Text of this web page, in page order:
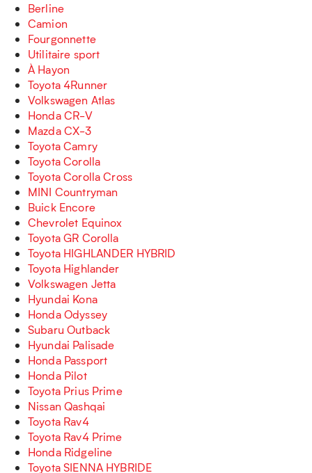
Berline
Camion
Fourgonnette
Utilitaire sport
À Hayon
Toyota 4Runner
Volkswagen Atlas
Honda CR-V
Mazda CX-3
Toyota Camry
Toyota Corolla
Toyota Corolla Cross
MINI Countryman
Buick Encore
Chevrolet Equinox
Toyota GR Corolla
Toyota HIGHLANDER HYBRID
Toyota Highlander
Volkswagen Jetta
Hyundai Kona
Honda Odyssey
Subaru Outback
Hyundai Palisade
Honda Passport
Honda Pilot
Toyota Prius Prime
Nissan Qashqai
Toyota Rav4
Toyota Rav4 Prime
Honda Ridgeline
Toyota SIENNA HYBRIDE